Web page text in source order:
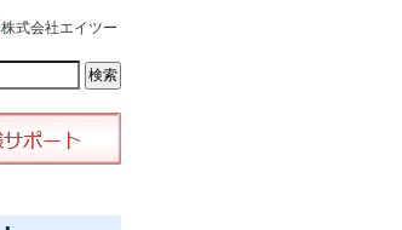
株式会社エイツー